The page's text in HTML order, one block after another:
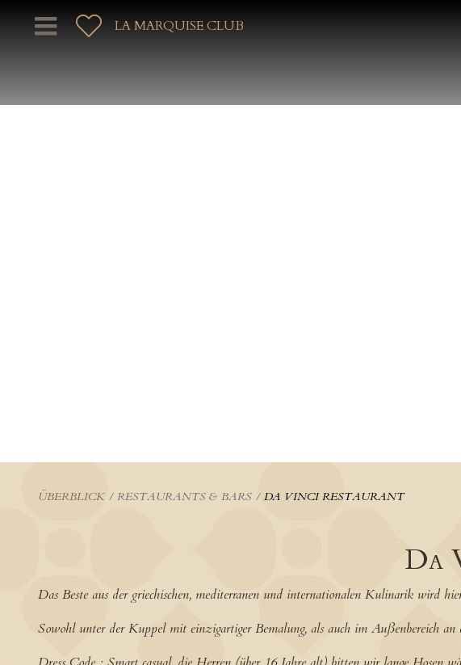
LA MARQUISE CLUB
ÜBERBLICK / RESTAURANTS & BARS / DA VINCI RESTAURANT
Da
Das Beste aus der griechischen, mediterranen und internationalen Kulinarik wird
Sowohl unter der Kuppel mit einzigartiger Bemalung, als auch im Außenbereich an